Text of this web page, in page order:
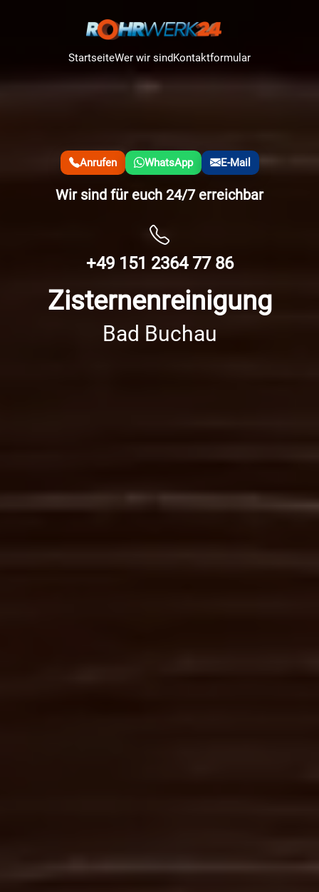
StartseiteWer wir sindKontaktformular
Anrufen WhatsApp E-Mail
Wir sind für euch 24/7 erreichbar
+49 151 2364 77 86
Zisternenreinigung
Bad Buchau